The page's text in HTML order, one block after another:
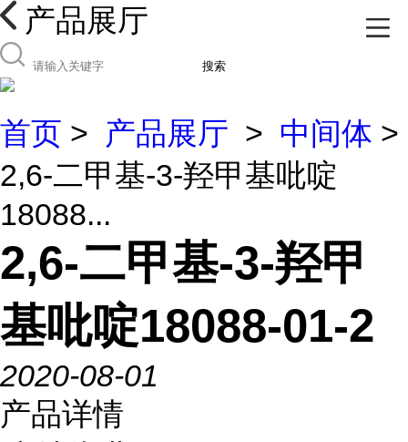
产品展厅
搜索
首页 > 产品展厅 > 中间体 >
2,6-二甲基-3-羟甲基吡啶
18088...
2,6-二甲基-3-羟甲
基吡啶18088-01-2
2020-08-01
产品详情